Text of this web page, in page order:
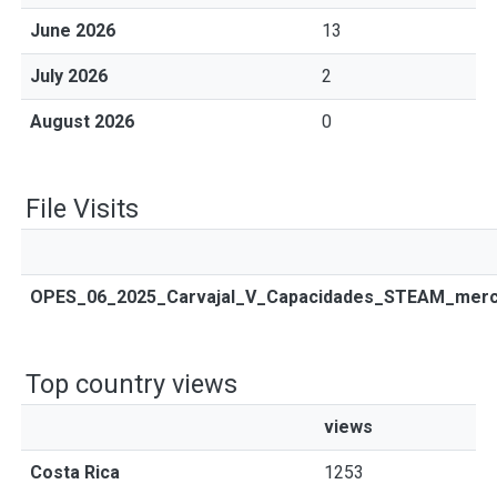
June 2026 13
July 2026 2
August 2026 0
File Visits
Top country views
views
Costa Rica 1253